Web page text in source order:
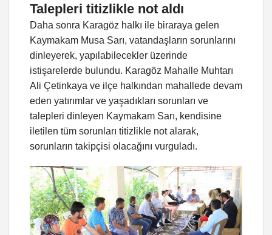
Talepleri titizlikle not aldı
Daha sonra Karagöz halkı ile biraraya gelen
Kaymakam Musa Sarı, vatandaşların sorunlarını
dinleyerek, yapılabilecekler üzerinde
istişarelerde bulundu. Karagöz Mahalle Muhtarı
Ali Çetinkaya ve ilçe halkından mahallede devam
eden yatırımlar ve yaşadıkları sorunları ve
talepleri dinleyen Kaymakam Sarı, kendisine
iletilen tüm sorunları titizlikle not alarak,
sorunların takipçisi olacağını vurguladı.